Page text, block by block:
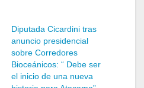
Diputada Cicardini tras
anuncio presidencial
sobre Corredores
Bioceánicos: “ Debe ser
el inicio de una nueva